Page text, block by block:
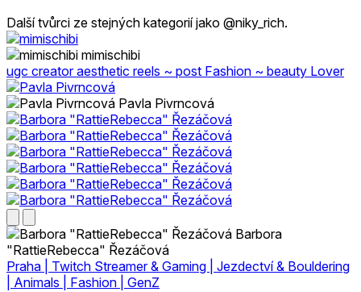
Další tvůrci ze stejných kategorií jako @niky_rich.
mimischibi
ugc creator aesthetic reels ~ post Fashion ~ beauty Lover
Pavla Pivrncová
Barbora
"RattieRebecca" Řezáčová
Praha | Twitch Streamer & Gaming | Jezdectví & Bouldering
| Animals | Fashion | GenZ